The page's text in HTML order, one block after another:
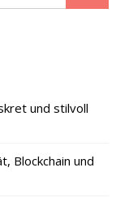
und stilvoll
Blockchain und